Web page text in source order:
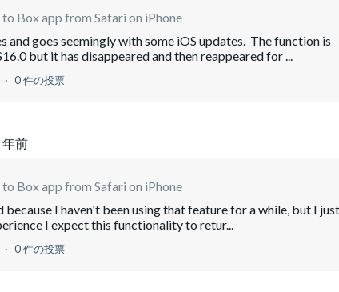
to Box app from Safari on iPhone
and goes seemingly with some iOS updates. The function is
but it has disappeared and then reappeared for ...
0 件の投票
年前
to Box app from Safari on iPhone
I haven't been using that feature for a while, but I just
I expect this functionality to retur...
0 件の投票